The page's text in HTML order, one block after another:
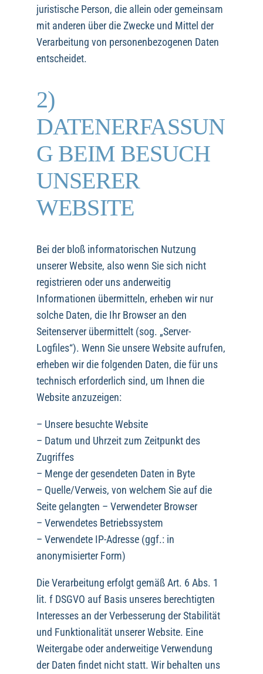
juristische Person, die allein oder gemeinsam
mit anderen über die Zwecke und Mittel der
Verarbeitung von personenbezogenen Daten
entscheidet.
2)
DATENERFASSUN
G BEIM BESUCH
UNSERER
WEBSITE
Bei der bloß informatorischen Nutzung
unserer Website, also wenn Sie sich nicht
registrieren oder uns anderweitig
Informationen übermitteln, erheben wir nur
solche Daten, die Ihr Browser an den
Seitenserver übermittelt (sog. „Server-
Logfiles“). Wenn Sie unsere Website aufrufen,
erheben wir die folgenden Daten, die für uns
technisch erforderlich sind, um Ihnen die
Website anzuzeigen:
– Unsere besuchte Website
– Datum und Uhrzeit zum Zeitpunkt des
Zugriffes
– Menge der gesendeten Daten in Byte
– Quelle/Verweis, von welchem Sie auf die
Seite gelangten – Verwendeter Browser
– Verwendetes Betriebssystem
– Verwendete IP-Adresse (ggf.: in
anonymisierter Form)
Die Verarbeitung erfolgt gemäß Art. 6 Abs. 1
lit. f DSGVO auf Basis unseres berechtigten
Interesses an der Verbesserung der Stabilität
und Funktionalität unserer Website. Eine
Weitergabe oder anderweitige Verwendung
der Daten findet nicht statt. Wir behalten uns